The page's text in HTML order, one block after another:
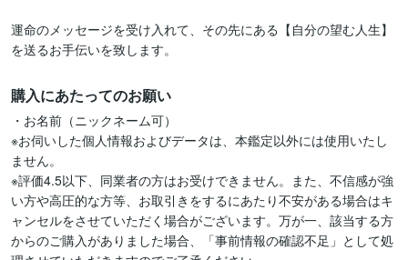
運命のメッセージを受け入れて、その先にある【自分の望む人生】
を送るお手伝いを致します。
購入にあたってのお願い
・お名前（ニックネーム可）
※お伺いした個人情報およびデータは、本鑑定以外には使用いたし
ません。
※評価4.5以下、同業者の方はお受けできません。また、不信感が強
い方や高圧的な方等、お取引きをするにあたり不安がある場合はキ
ャンセルをさせていただく場合がございます。万が一、該当する方
からのご購入がありました場合、「事前情報の確認不足」として処